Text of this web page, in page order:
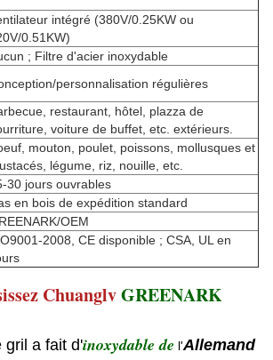
intégré (380V/0.25KW ou
0.51KW)
; Filtre d'acier inoxydable
personnalisation régulières
restaurant, hôtel, plazza de
voiture de buffet, etc. extérieurs.
mouton, poulet, poissons, mollusques et
légume, riz, nouille, etc.
30 jours ouvrables
en bois de expédition standard
OEM
2008, CE disponible ; CSA, UL en
ChuanglvGREENARK
gril a fait d'inoxydable de l'Allemand